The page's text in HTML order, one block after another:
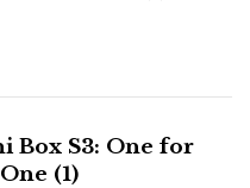
Box S3: One for
(1)